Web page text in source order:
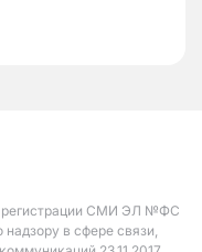
регистрации СМИ ЭЛ №ФС
в сфере связи,